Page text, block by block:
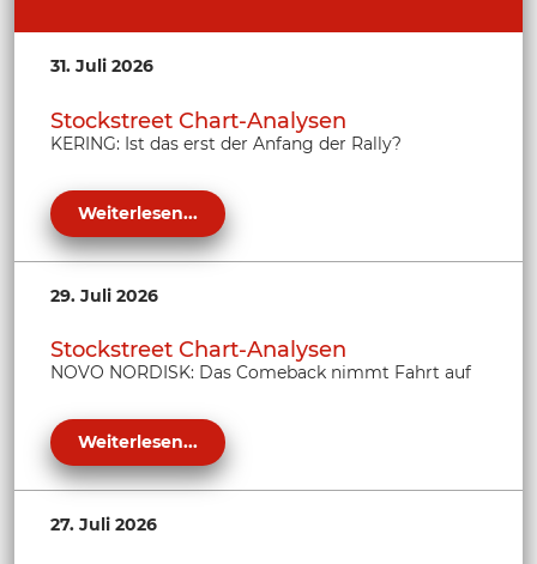
31. Juli 2026
Stockstreet Chart-Analysen
KERING: Ist das erst der Anfang der Rally?
Weiterlesen...
29. Juli 2026
Stockstreet Chart-Analysen
NOVO NORDISK: Das Comeback nimmt Fahrt auf
Weiterlesen...
27. Juli 2026